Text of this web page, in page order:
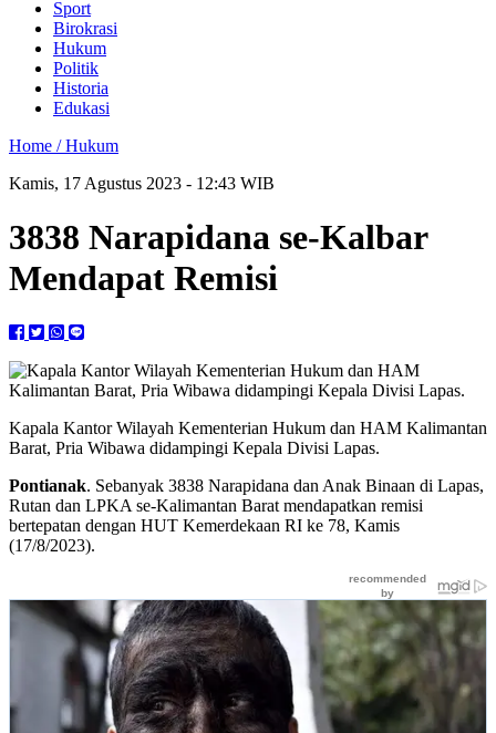
Sport
Birokrasi
Hukum
Politik
Historia
Edukasi
Home /Hukum
Kamis, 17 Agustus 2023 - 12:43 WIB
3838 Narapidana se-Kalbar
Mendapat Remisi
Kapala Kantor Wilayah Kementerian Hukum dan HAM Kalimantan
Barat, Pria Wibawa didampingi Kepala Divisi Lapas.
Pontianak. Sebanyak 3838 Narapidana dan Anak Binaan di Lapas,
Rutan dan LPKA se-Kalimantan Barat mendapatkan remisi
bertepatan dengan HUT Kemerdekaan RI ke 78, Kamis
(17/8/2023).